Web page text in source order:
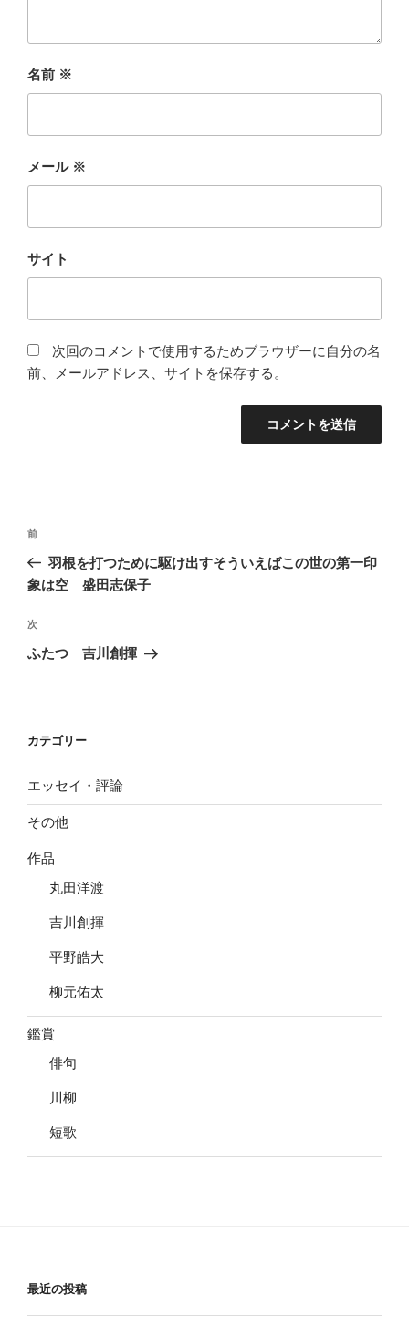
名前 ※
メール ※
サイト
次回のコメントで使用するためブラウザーに自分の名
前、メールアドレス、サイトを保存する。
投
ナ
ゲ
ー
前
の
投
前
羽根を打つために駆け出すそういえばこの世の第一印
象は空 盛田志保子
次
の
次
ふたつ 吉川創揮
カテゴリー
エッセイ・評論
その他
作品
丸田洋渡
吉川創揮
平野皓大
柳元佑太
鑑賞
俳句
川柳
短歌
最近の投稿